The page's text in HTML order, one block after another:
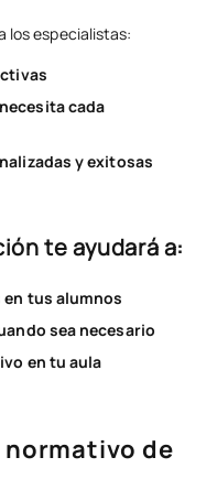
los especialistas:
cada
y exitosas
te ayudará a:
tus alumnos
sea necesario
en tu aula
de